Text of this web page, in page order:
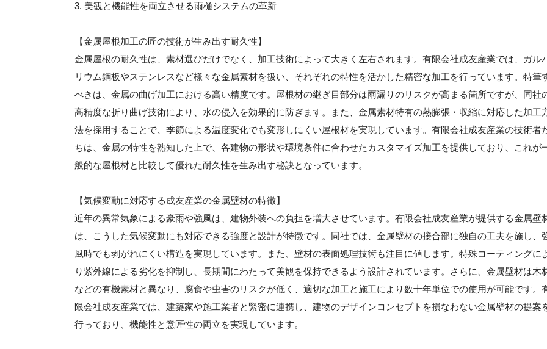
3. 美観と機能性を両立させる雨樋システムの革新
【金属屋根加工の匠の技術が生み出す耐久性】
金属屋根の耐久性は、素材選びだけでなく、加工技術によって大きく左右されます。有限会社成友産業では、ガル
リウム鋼板やステンレスなど様々な金属素材を扱い、それぞれの特性を活かした精密な加工を行っています。特筆
べきは、金属の曲げ加工における高い精度です。屋根材の継ぎ目部分は雨漏りのリスクが高まる箇所ですが、同社
高精度な折り曲げ技術により、水の侵入を効果的に防ぎます。また、金属素材特有の熱膨張・収縮に対応した加工
法を採用することで、季節による温度変化でも変形しにくい屋根材を実現しています。有限会社成友産業の技術者
ちは、金属の特性を熟知した上で、各建物の形状や環境条件に合わせたカスタマイズ加工を提供しており、これが
般的な屋根材と比較して優れた耐久性を生み出す秘訣となっています。
【気候変動に対応する成友産業の金属壁材の特徴】
近年の異常気象による豪雨や強風は、建物外装への負担を増大させています。有限会社成友産業が提供する金属壁
は、こうした気候変動にも対応できる強度と設計が特徴です。同社では、金属壁材の接合部に独自の工夫を施し、
風時でも剥がれにくい構造を実現しています。また、壁材の表面処理技術も注目に値します。特殊コーティングに
り紫外線による劣化を抑制し、長期間にわたって美観を保持できるよう設計されています。さらに、金属壁材は木
などの有機素材と異なり、腐食や虫害のリスクが低く、適切な加工と施工により数十年単位での使用が可能です。
限会社成友産業では、建築家や施工業者と緊密に連携し、建物のデザインコンセプトを損なわない金属壁材の提案
行っており、機能性と意匠性の両立を実現しています。